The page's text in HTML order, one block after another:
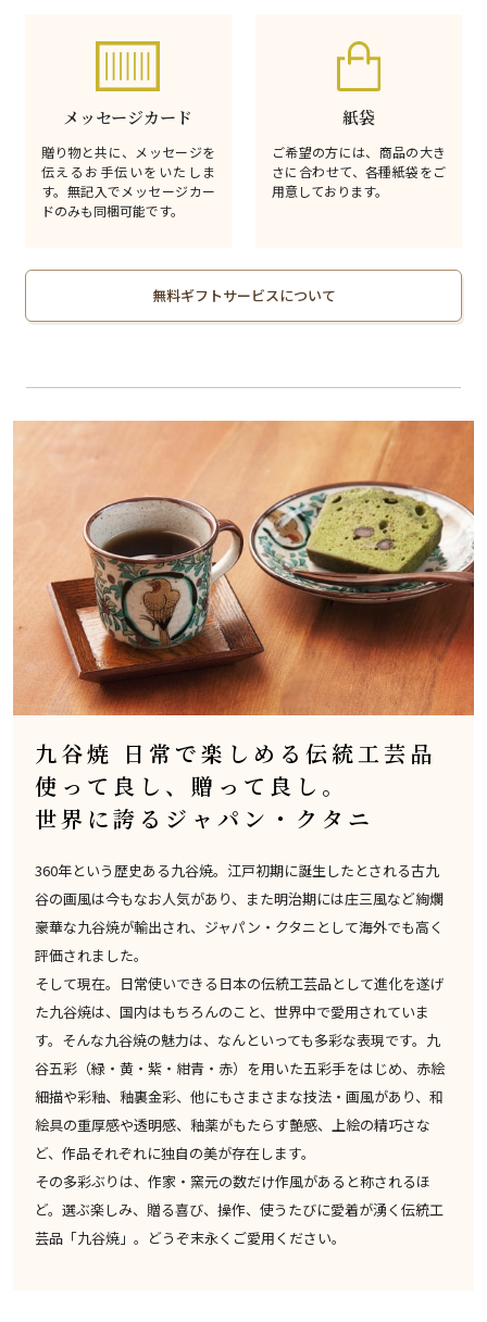
メッセージカード
贈り物と共に、メッセージを
伝えるお手伝いをいたしま
す。無記入でメッセージカー
ドのみも同梱可能です。
紙袋
ご希望の方には、商品の大き
さに合わせて、各種紙袋をご
用意しております。
無料ギフトサービスについて
九谷焼 日常で楽しめる伝統工芸品
使って良し、贈って良し。
世界に誇るジャパン・クタニ
360年という歴史ある九谷焼。江戸初期に誕生したとされる古九
谷の画風は今もなお人気があり、また明治期には庄三風など絢爛
豪華な九谷焼が輸出され、ジャパン・クタニとして海外でも高く
評価されました。
そして現在。日常使いできる日本の伝統工芸品として進化を遂げ
た九谷焼は、国内はもちろんのこと、世界中で愛用されていま
す。そんな九谷焼の魅力は、なんといっても多彩な表現です。九
谷五彩（緑・黄・紫・紺青・赤）を用いた五彩手をはじめ、赤絵
細描や彩釉、釉裏金彩、他にもさまさまな技法・画風があり、和
絵具の重厚感や透明感、釉薬がもたらす艶感、上絵の精巧さな
ど、作品それぞれに独自の美が存在します。
その多彩ぶりは、作家・窯元の数だけ作風があると称されるほ
ど。選ぶ楽しみ、贈る喜び、操作、使うたびに愛着が湧く伝統工
芸品「九谷焼」。どうぞ末永くご愛用ください。